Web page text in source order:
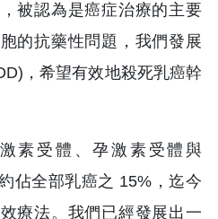
被認為是癌症治療的主要
的抗藥性問題，我們發展
，希望有效地殺死乳癌幹
素受體、孕激素受體與
佔全部乳癌之 15%，迄今
療法。我們已經發展出一